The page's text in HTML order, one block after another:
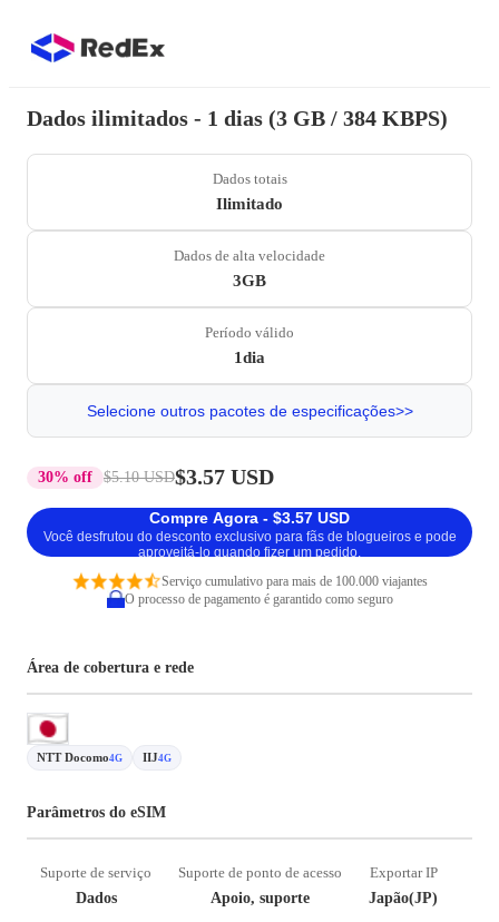
Dados ilimitados - 1 dias (3 GB / 384 KBPS)
Dados totais
Ilimitado
Dados de alta velocidade
3GB
Período válido
1dia
Selecione outros pacotes de especificações>>
30% off $5.10 USD$3.57 USD
Compre Agora - $3.57 USD
Você desfrutou do desconto exclusivo para fãs de blogueiros e pode
aproveitá-lo quando fizer um pedido.
Serviço cumulativo para mais de 100.000 viajantes
O processo de pagamento é garantido como seguro
Área de cobertura e rede
NTT Docomo4G IIJ4G
Parâmetros do eSIM
Suporte de serviço
Dados
Suporte de ponto de acesso
Apoio, suporte
Exportar IP
Japão(JP)